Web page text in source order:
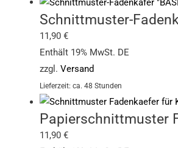
Schnittmuster-
11,90 €
Enthält 19% MwSt. DE
zzgl. Versand
Lieferzeit: ca. 48 Stunden
Papierschnittmuster
11,90 €